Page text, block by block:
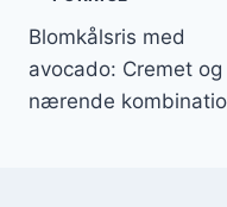
Blomkålsris med
avocado: Cremet og
nærende